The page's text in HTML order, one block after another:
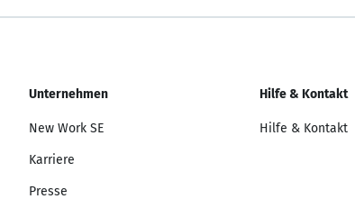
Unternehmen
New Work SE
Karriere
Presse
Hilfe & Kontakt
Hilfe & Kontakt